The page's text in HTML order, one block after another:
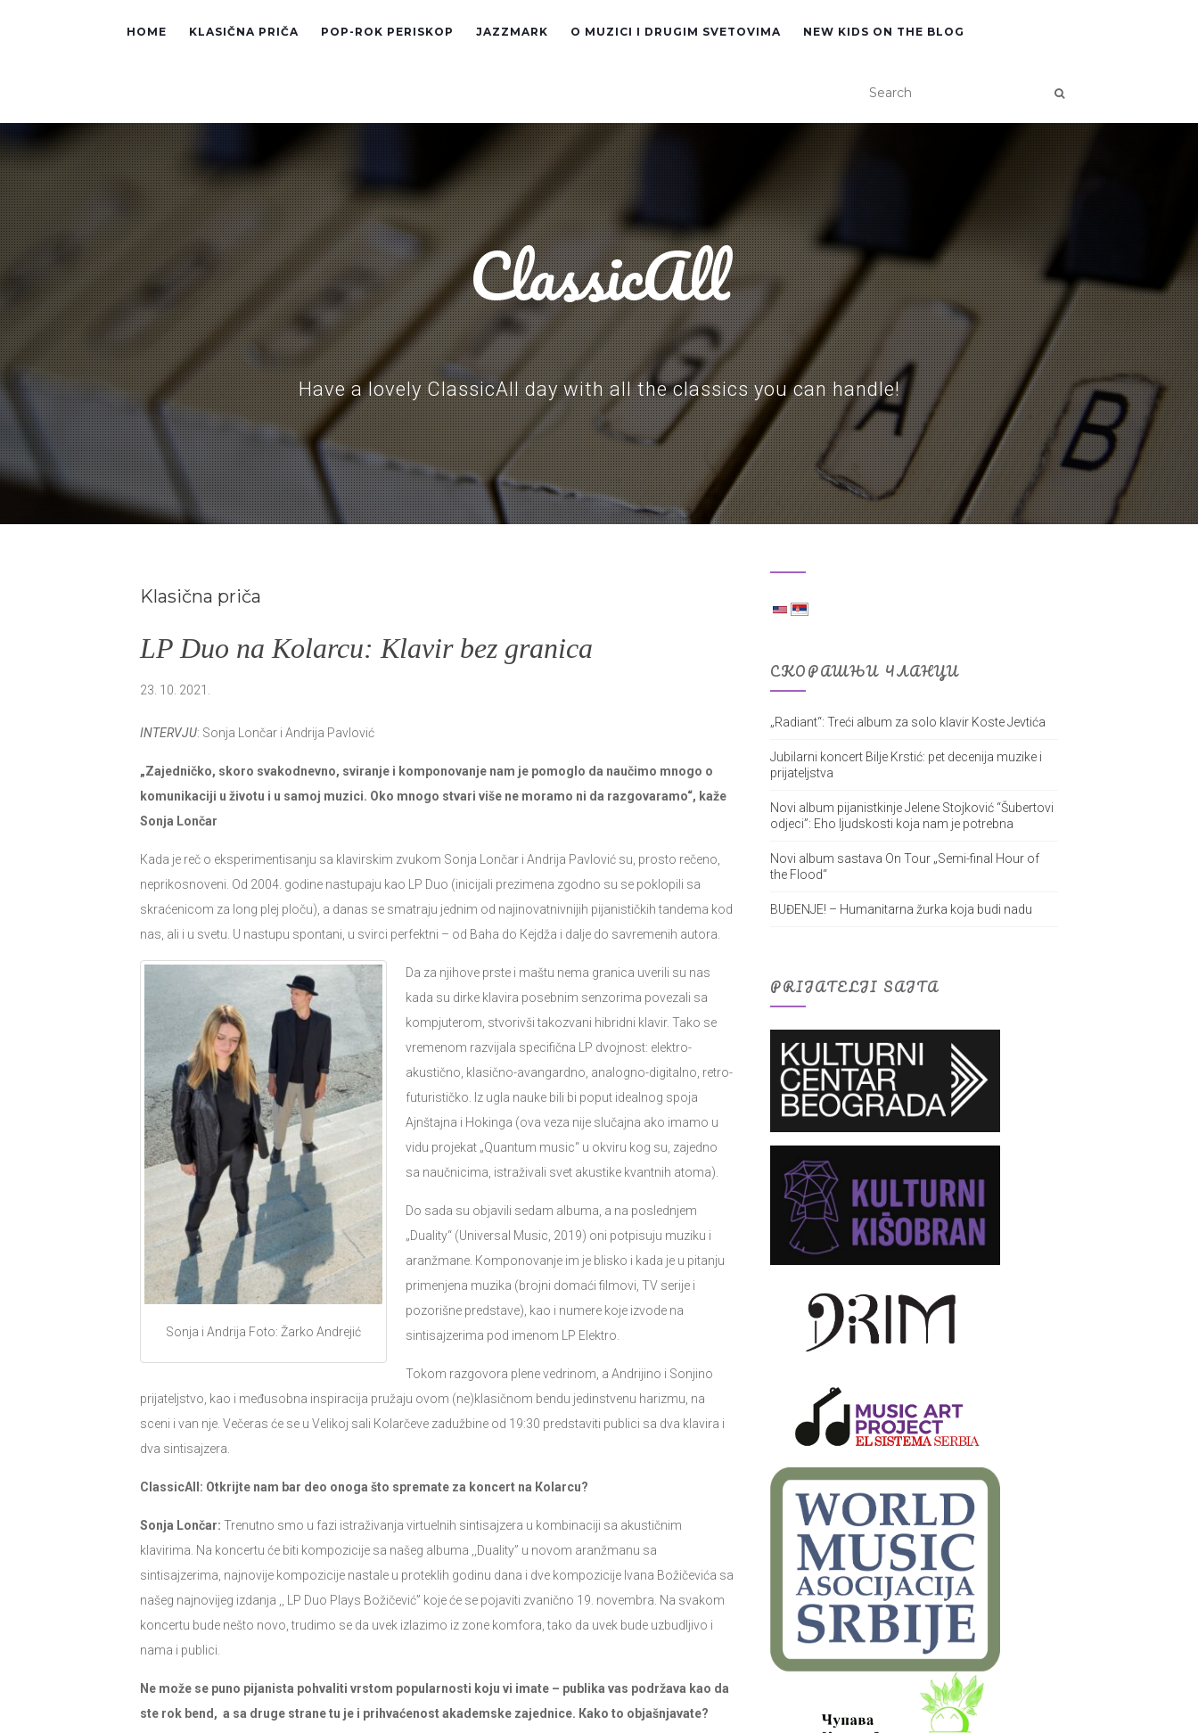
HOME KLASIČNA PRIČA POP-ROK PERISKOP JAZZMARK O MUZICI I DRUGIM SVETOVIMA NEW KIDS ON THE BLOG
ClassicAll
Have a lovely ClassicAll day with all the classics you can handle!
Klasična priča
LP Duo na Kolarcu: Кlavir bez granica
23. 10. 2021.
INTERVJU: Sonja Lončar i Andrija Pavlović
„Zajedničko, skoro svakodnevno, sviranje i komponovanje nam je pomoglo da naučimo mnogo o
komunikaciji u životu i u samoj muzici. Oko mnogo stvari više ne moramo ni da razgovaramo“, kaže
Sonja Lončar
Кada je reč o eksperimentisanju sa klavirskim zvukom Sonja Lončar i Andrija Pavlović su, prosto rečeno,
neprikosnoveni. Od 2004. godine nastupaju kao LP Duo (inicijali prezimena zgodno su se poklopili sa
skraćenicom za long plej ploču), a danas se smatraju jednim od najinovatnivnijih pijanističkih tandema kod
nas, ali i u svetu. U nastupu spontani, u svirci perfektni – od Baha do Кejdža i dalje do savremenih autora.
Sonja i Andrija Foto: Žarko Andrejić
Da za njihove prste i maštu nema granica uverili su nas
kada su dirke klavira posebnim senzorima povezali sa
kompjuterom, stvorivši takozvani hibridni klavir. Tako se
vremenom razvijala specifična LP dvojnost: elektro-
akustično, klasično-avangardno, analogno-digitalno, retro-
futurističko. Iz ugla nauke bili bi poput idealnog spoja
Ajnštajna i Hokinga (ova veza nije slučajna ako imamo u
vidu projekat „Quantum music“ u okviru kog su, zajedno
sa naučnicima, istraživali svet akustike kvantnih atoma).
Do sada su objavili sedam albuma, a na poslednjem
„Duality“ (Universal Music, 2019) oni potpisuju muziku i
aranžmane. Кomponovanje im je blisko i kada je u pitanju
primenjena muzika (brojni domaći filmovi, TV serije i
pozorišne predstave), kao i numere koje izvode na
sintisajzerima pod imenom LP Elektro.
Tokom razgovora plene vedrinom, a Andrijino i Sonjino
prijateljstvo, kao i međusobna inspiracija pružaju ovom (ne)klasičnom bendu jedinstvenu harizmu, na
sceni i van nje. Večeras će se u Velikoj sali Кolarčeve zadužbine od 19:30 predstaviti publici sa dva klavira i
dva sintisajzera.
ClassicAll: Otkrijte nam bar deo onoga što spremate za koncert na Кolarcu?
Sonja Lončar: Trenutno smo u fazi istraživanja virtuelnih sintisajzera u kombinaciji sa akustičnim
klavirima. Na koncertu će biti kompozicije sa našeg albuma ,,Duality” u novom aranžmanu sa
sintisajzerima, najnovije kompozicije nastale u proteklih godinu dana i dve kompozicije Ivana Božičevića sa
našeg najnovijeg izdanja ,, LP Duo Plays Božičević” koje će se pojaviti zvanično 19. novembra. Na svakom
koncertu bude nešto novo, trudimo se da uvek izlazimo iz zone komfora, tako da uvek bude uzbudljivo i
nama i publici.
Ne može se puno pijanista pohvaliti vrstom popularnosti koju vi imate – publika vas podržava kao da
ste rok bend, a sa druge strane tu je i prihvaćenost akademske zajednice. Кako to objašnjavate?
СКОРАШЊИ ЧЛАНЦИ
„Radiant“: Treći album za solo klavir Koste Jevtića
Jubilarni koncert Bilje Krstić: pet decenija muzike i
prijateljstva
Novi album pijanistkinje Jelene Stojković “Šubertovi
odjeci”: Eho ljudskosti koja nam je potrebna
Novi album sastava On Tour „Semi-final Hour of
the Flood“
BUĐENJE! – Humanitarna žurka koja budi nadu
PRIJATELJI SAJTA